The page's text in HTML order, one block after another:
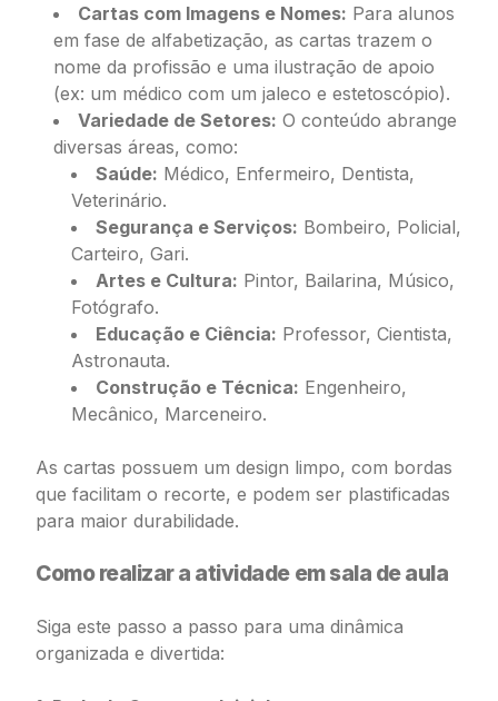
Cartas com Imagens e Nomes: Para alunos
em fase de alfabetização, as cartas trazem o
nome da profissão e uma ilustração de apoio
(ex: um médico com um jaleco e estetoscópio).
Variedade de Setores: O conteúdo abrange
diversas áreas, como:
Saúde: Médico, Enfermeiro, Dentista,
Veterinário.
Segurança e Serviços: Bombeiro, Policial,
Carteiro, Gari.
Artes e Cultura: Pintor, Bailarina, Músico,
Fotógrafo.
Educação e Ciência: Professor, Cientista,
Astronauta.
Construção e Técnica: Engenheiro,
Mecânico, Marceneiro.
As cartas possuem um design limpo, com bordas
que facilitam o recorte, e podem ser plastificadas
para maior durabilidade.
Como realizar a atividade em sala de aula
Siga este passo a passo para uma dinâmica
organizada e divertida: